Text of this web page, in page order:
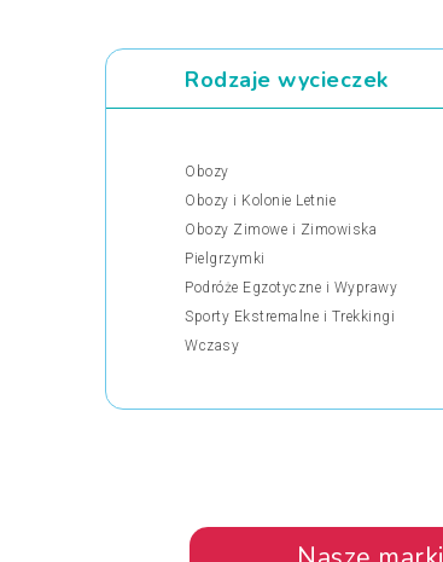
Rodzaje wycieczek
Obozy
Obozy i Kolonie Letnie
Obozy Zimowe i Zimowiska
Pielgrzymki
Podróże Egzotyczne i Wyprawy
Sporty Ekstremalne i Trekkingi
Wczasy